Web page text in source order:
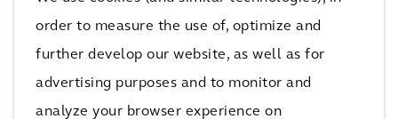
order to measure the use of, optimize and
further develop our website, as well as for
advertising purposes and to monitor and
analyze your browser experience on
coinvolgere tutti i 36.000 membri di Arcadis nel
digitale, promuovere una mentalità innovativa
in tutta l'azienda e innescare la scintilla